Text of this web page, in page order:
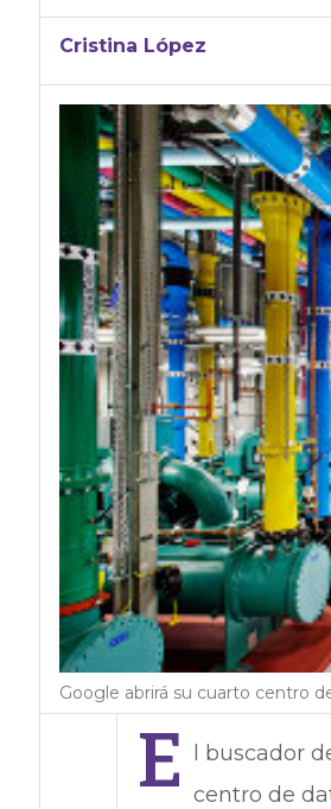
Cristina López
Google abrirá su cuarto centro
E l buscador
centro de